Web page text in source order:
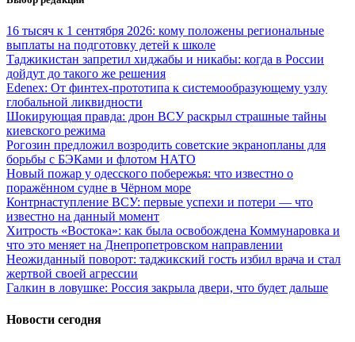
16 тысяч к 1 сентября 2026: кому положены региональные
выплаты на подготовку детей к школе
Таджикистан запретил хиджабы и никабы: когда в России
дойдут до такого же решения
Edenex: От финтех-прототипа к системообразующему узлу
глобальной ликвидности
Шокирующая правда: дрон ВСУ раскрыл страшные тайны
киевского режима
Рогозин предложил возродить советские экранопланы для
борьбы с БЭКами и флотом НАТО
Новый пожар у одесского побережья: что известно о
поражённом судне в Чёрном море
Контрнаступление ВСУ: первые успехи и потери — что
известно на данный момент
Хитрость «Востока»: как была освобождена Коммунаровка и
что это меняет на Днепропетровском направлении
Неожиданный поворот: таджикский гость избил врача и стал
жертвой своей агрессии
Галкин в ловушке: Россия закрыла двери, что будет дальше
Новости сегодня